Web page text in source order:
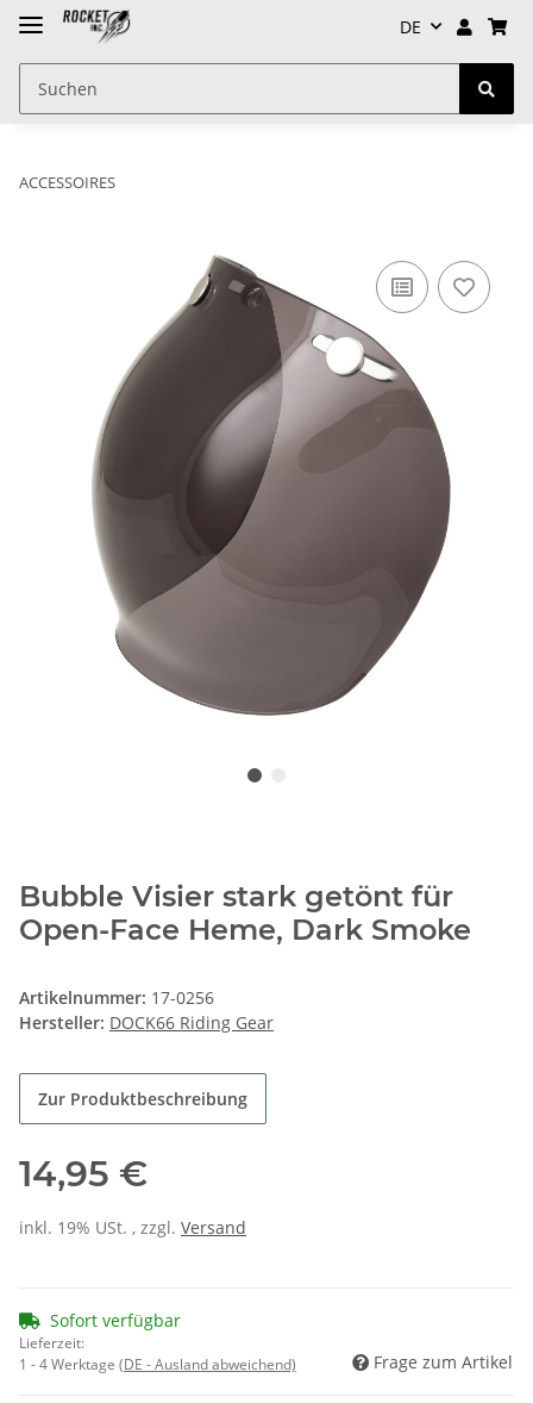
DE
ACCESSOIRES
Bubble Visier stark getönt für
Open-Face Heme, Dark Smoke
Artikelnummer: 17-0256
Hersteller: DOCK66 Riding Gear
Zur Produktbeschreibung
14,95 €
inkl. 19% USt. , zzgl. Versand
Sofort verfügbar
Lieferzeit:
1 - 4 Werktage (DE - Ausland abweichend) Frage zum Artikel